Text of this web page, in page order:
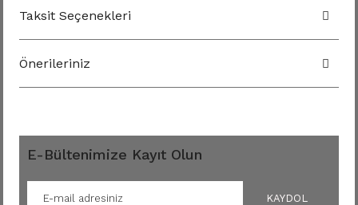
Taksit Seçenekleri
Önerileriniz
E-Bültenimize Kayıt Olun
KAYDOL